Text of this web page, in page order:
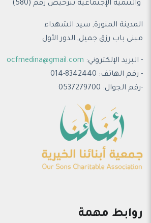
والتنمية الإجتماعية بترخيص رقم (580)
المدينة المنورة, سيد الشهداء
مبنى باب رزق جميل, الدور الأول
- البريد الإلكتروني: ocfmedina@gmail.com
- رقم الهاتف: 8342440-014
-رقم الجوال: 0537279700
روابط مهمة